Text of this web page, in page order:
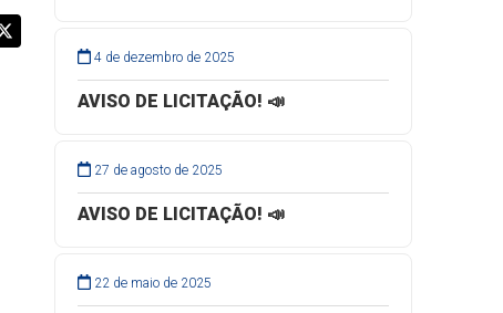
4 de dezembro de 2025
AVISO DE LICITAÇÃO! 📣
27 de agosto de 2025
AVISO DE LICITAÇÃO! 📣
22 de maio de 2025